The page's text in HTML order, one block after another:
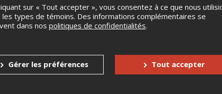
et Florence Garneau offrent une musique éthérée, D’une
approfondie et intériorisée.
l’artiste Stéphanie Castonguay manipule de vieux objets
fresque sonore électrique.
de Raphaël Néron et Julie Desrosiers allie mapping vidéo à
et lumière dans une danse atypique.
Ramón, chanteuse et compositrice, présente une oeuvre mixte
tendu, théâtral et d’une rare intensité.
sur « Tout accepter », vous consentez à ce que nous
les types de témoins. Des informations complémentaires se
dans nos politiques de confidentialités.
Gérer les préférences Tout accepter